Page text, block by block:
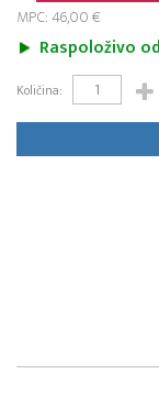
MPC: 46,00 €
Raspoloživo
Količina: